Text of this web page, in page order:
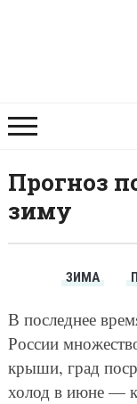
Прогноз
зиму
ЗИМА
В последнее
России
крыши, град
холод в июне —